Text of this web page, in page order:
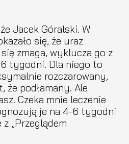
Jacek Góralski. W
się, że uraz
zmaga, wyklucza go z
tygodni. Dla niego to
rozczarowany,
że podłamany. Ale
Czeka mnie leczenie
je na 4-6 tygodni
„Przeglądem